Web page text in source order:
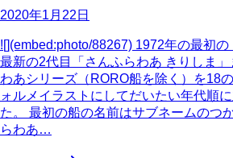
2020年1月22日
![](embed:photo/88267) 1972年の最初
最新の2代目「さんふらわあ きりしま
わあシリーズ（RORO船を除く）を18
ォルメイラストにしてだいたい年代順
た。 最初の船の名前はサブネームのつ
らわあ…